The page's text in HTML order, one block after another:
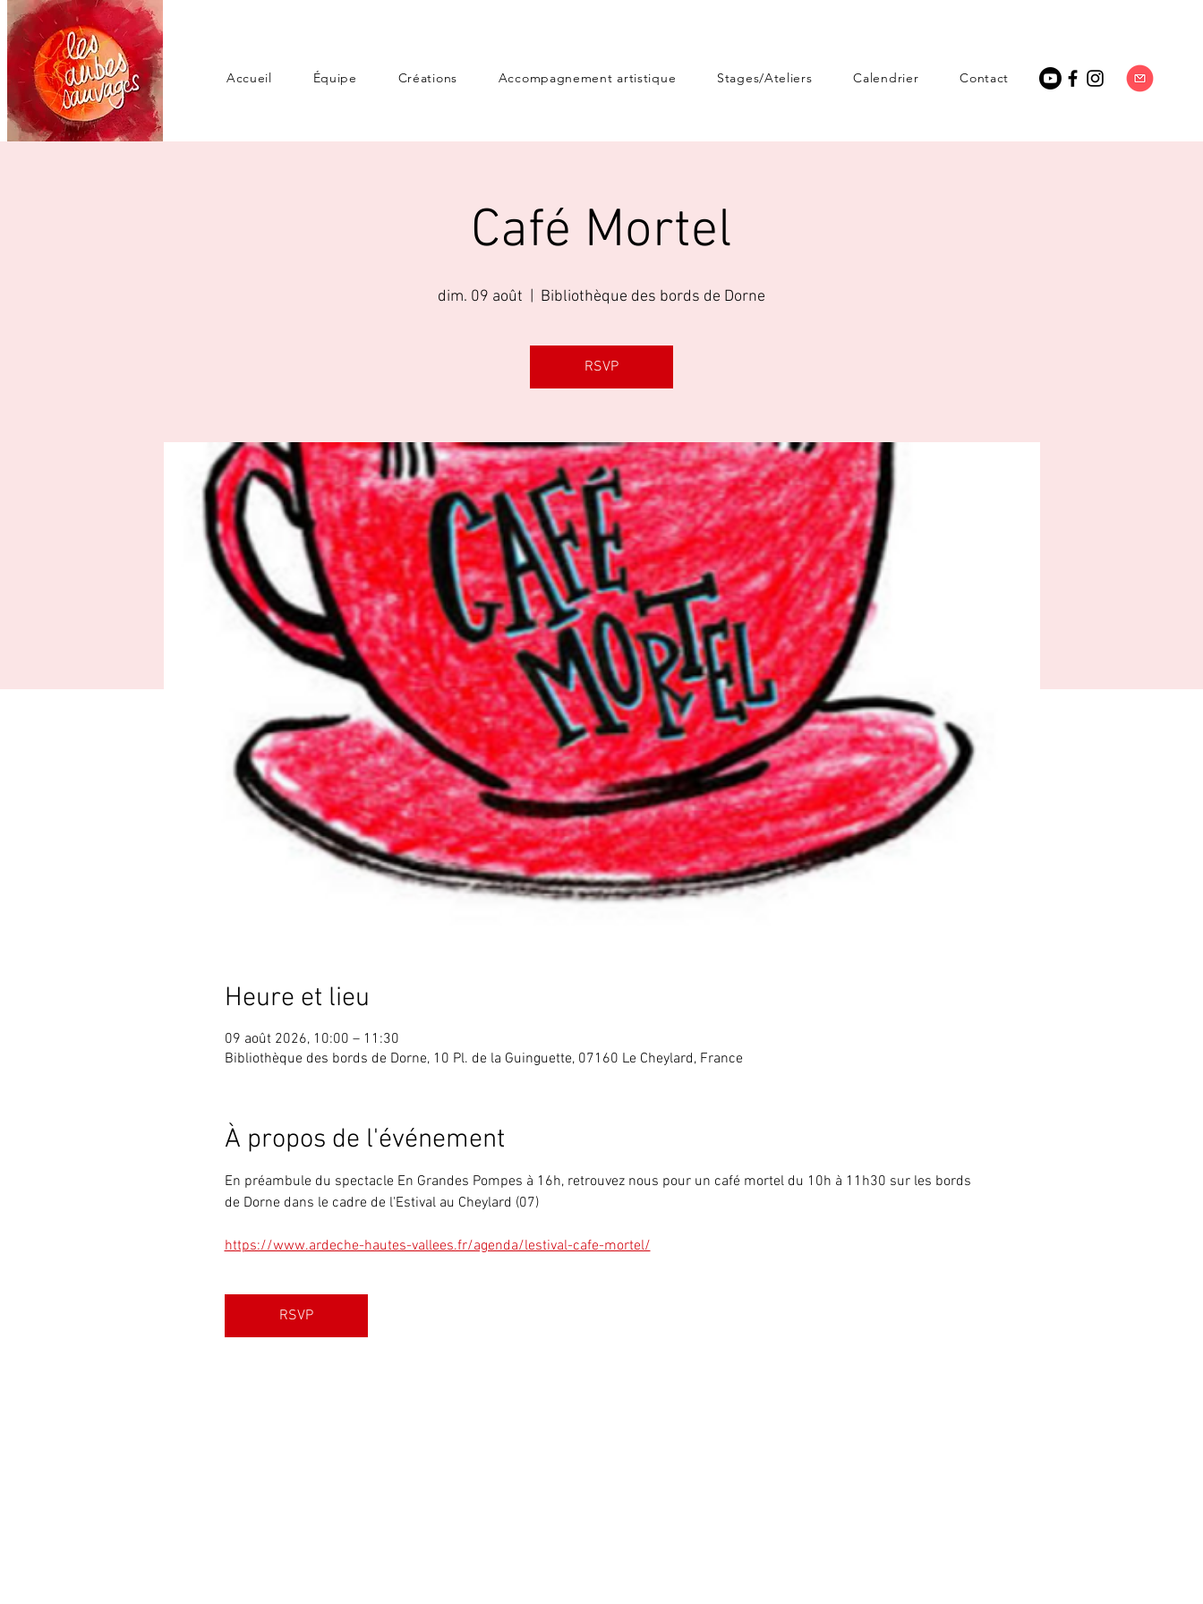
Accueil Équipe Créations Accompagnement artistique Stages/Ateliers Calendrier Contact
Café Mortel
dim. 09 août Bibliothèque des bords de Dorne
RSVP
Heure et lieu
09 août 2026, 10:00 – 11:30
Bibliothèque des bords de Dorne, 10 Pl. de la Guinguette, 07160 Le Cheylard, France
À propos de l'événement
En préambule du spectacle En Grandes Pompes à 16h, retrouvez nous pour un café mortel du 10h à 11h30 sur les bords
de Dorne dans le cadre de l'Estival au Cheylard (07)
https://www.ardeche-hautes-vallees.fr/agenda/lestival-cafe-mortel/
RSVP